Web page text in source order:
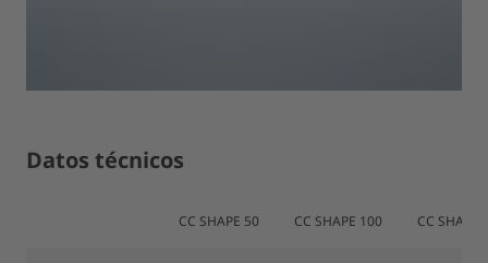
Datos técnicos
CC SHAPE 50 CC SHAPE 100 CC SHAPE